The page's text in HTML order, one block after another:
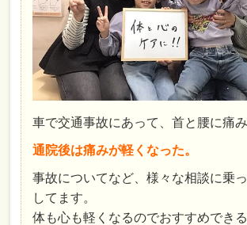
車で交通事故にあって、首と腰に痛み
通院後は痛みが軽くなった。
事故についてなど、様々な相談に乗
してます。
体も心も軽くなるのでおすすめでき